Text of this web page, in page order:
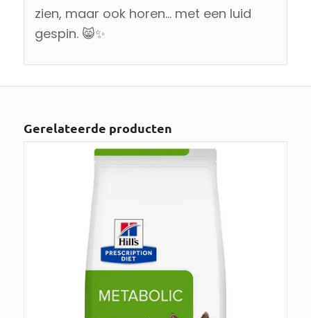
zien, maar ook horen… met een luid
gespin. 😸✨
Gerelateerde producten